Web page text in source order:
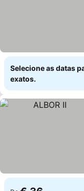
Selecione as datas
exatos.